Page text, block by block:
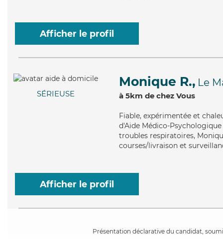
Afficher le profil
SÉRIEUSE
Monique R., Le
à 5km de chez Vous
Fiable, expérimentée et
d'Aide Médico-
troubles respiratoires,
courses/livraison et
Afficher le profil
Présentation déclarative du candidat,